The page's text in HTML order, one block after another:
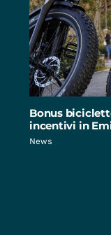
Bonus
incentivi in
News